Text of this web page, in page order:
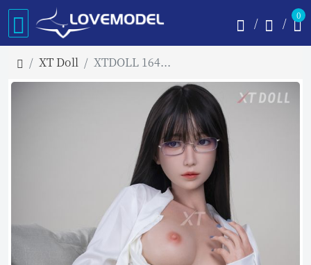
0
XT Doll XTDOLL 164cm Cカップ Rosaireヘッド（XT-byb14）ラブドール 等身大ドール フルシリコン製